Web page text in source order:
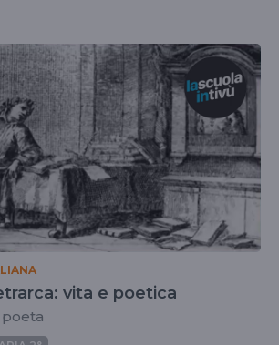
vita e poetica